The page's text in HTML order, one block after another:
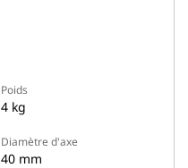
Poids
4 kg
Diamètre d'axe
40 mm